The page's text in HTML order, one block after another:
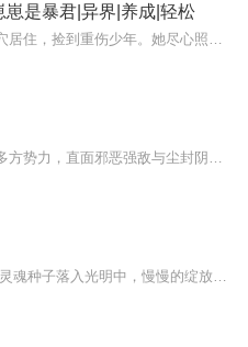
崽是暴君|异界|养成|轻松